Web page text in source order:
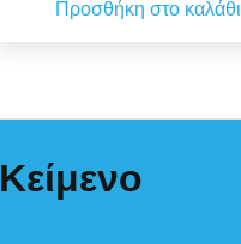
Προσθήκη στο καλάθι
Κείμενο